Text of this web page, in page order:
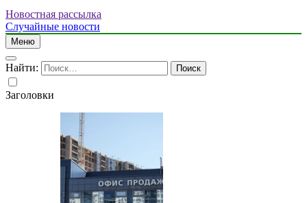
Новостная рассылка
Случайные новости
Меню
Найти:
Заголовки